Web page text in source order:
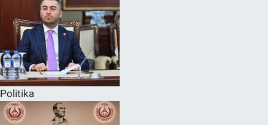
Politika